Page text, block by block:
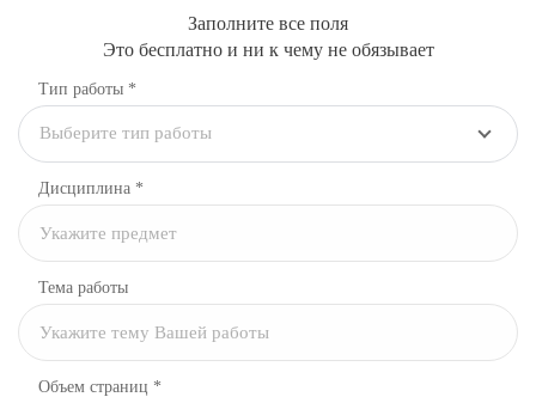
Заполните все поля
Это бесплатно и ни к чему не обязывает
Тип работы *
Выберите тип работы
Дисциплина *
Тема работы
Объем страниц *